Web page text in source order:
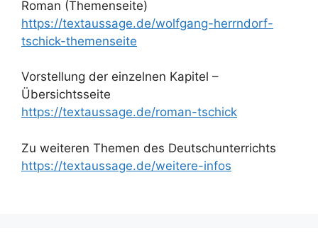
Roman (Themenseite)
https://textaussage.de/wolfgang-herrndorf-
tschick-themenseite
Vorstellung der einzelnen Kapitel –
Übersichtsseite
https://textaussage.de/roman-tschick
Zu weiteren Themen des Deutschunterrichts
https://textaussage.de/weitere-infos